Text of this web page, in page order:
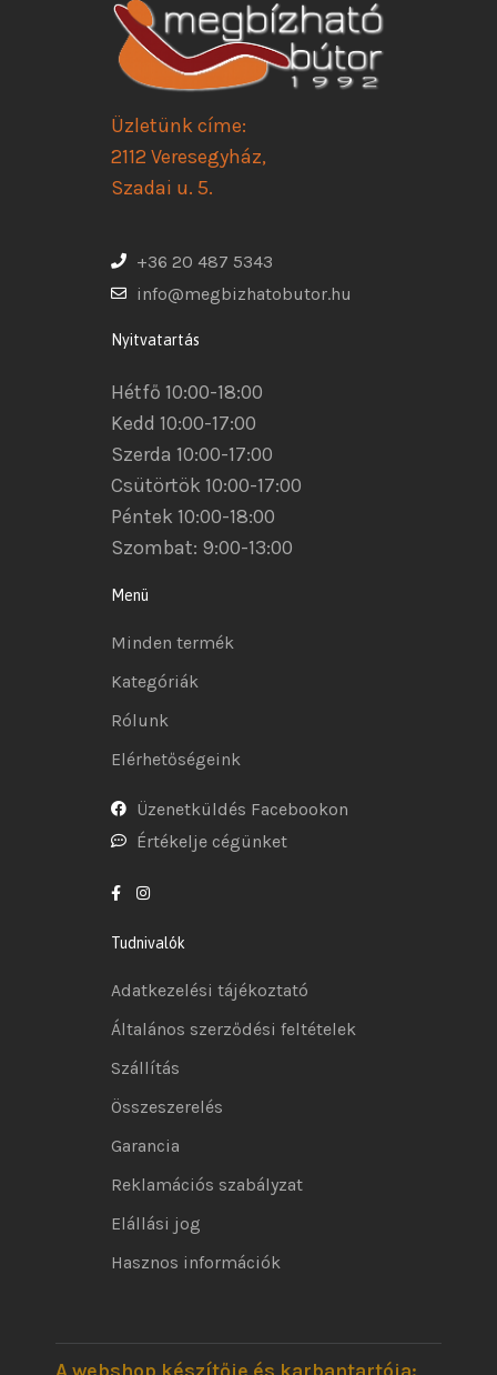
Üzletünk címe:
2112 Veresegyház,
Szadai u. 5.
+36 20 487 5343
info@megbizhatobutor.hu
Nyitvatartás
Hétfő 10:00-18:00
Kedd 10:00-17:00
Szerda 10:00-17:00
Csütörtök 10:00-17:00
Péntek 10:00-18:00
Szombat: 9:00-13:00
Menü
Minden termék
Kategóriák
Rólunk
Elérhetőségeink
Üzenetküldés Facebookon
Értékelje cégünket
Tudnivalók
Adatkezelési tájékoztató
Általános szerződési feltételek
Szállítás
Összeszerelés
Garancia
Reklamációs szabályzat
Elállási jog
Hasznos információk
A webshop készítője és karbantartója: